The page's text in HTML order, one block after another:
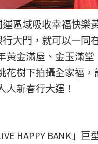
運區域吸收幸福快樂
行大門，就可以一
黃金滿屋、金玉滿
花樹下拍攝全家福
人新春行大運！
HAPPY BANK」